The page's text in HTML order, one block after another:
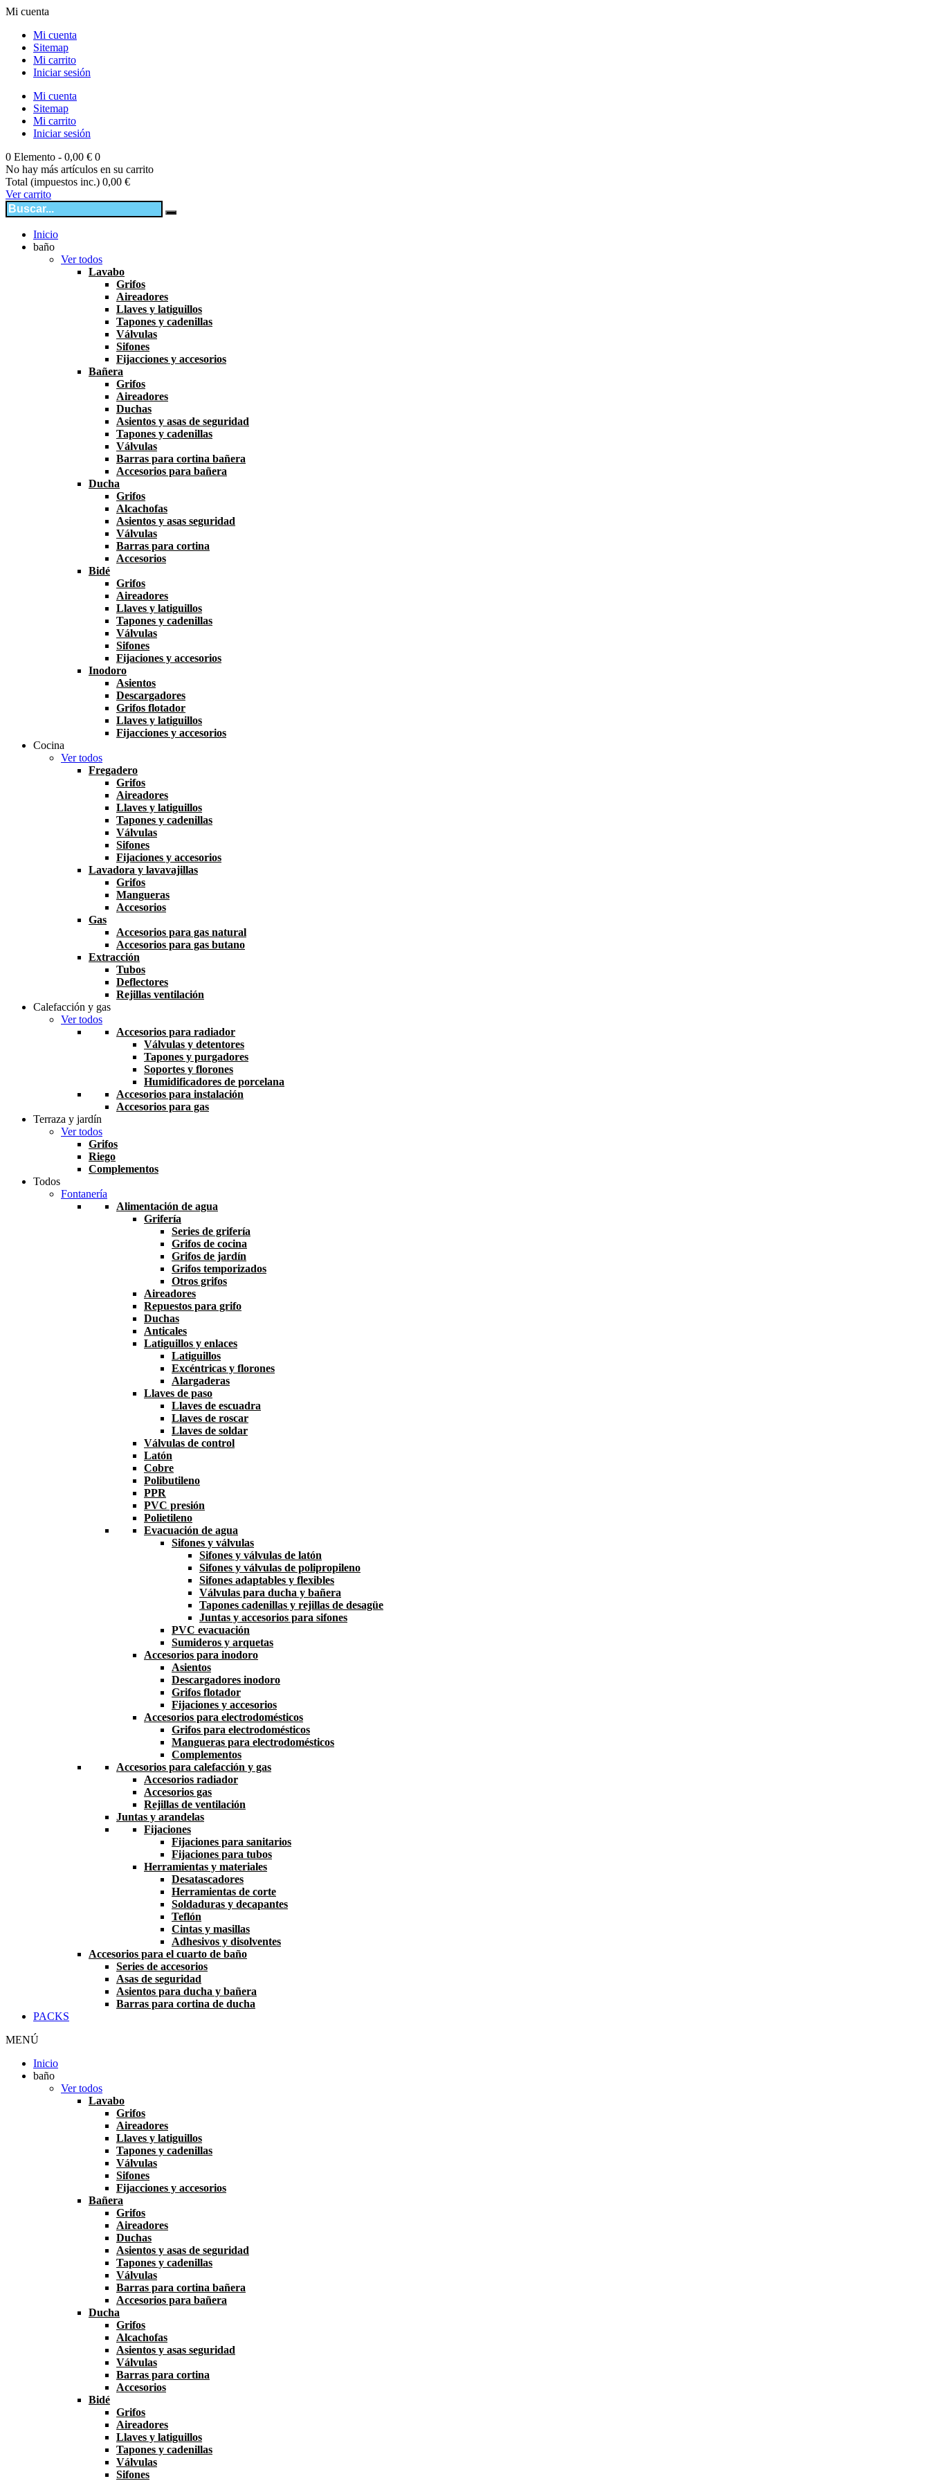
Mi cuenta
Mi cuenta
Sitemap
Mi carrito
Iniciar sesión
Mi cuenta
Sitemap
Mi carrito
Iniciar sesión
0 Elemento - 0,00 € 0
No hay más artículos en su carrito
Total (impuestos inc.) 0,00 €
Ver carrito
Inicio
baño
Ver todos
Lavabo
Grifos
Aireadores
Llaves y latiguillos
Tapones y cadenillas
Válvulas
Sifones
Fijacciones y accesorios
Bañera
Grifos
Aireadores
Duchas
Asientos y asas de seguridad
Tapones y cadenillas
Válvulas
Barras para cortina bañera
Accesorios para bañera
Ducha
Grifos
Alcachofas
Asientos y asas seguridad
Válvulas
Barras para cortina
Accesorios
Bidé
Grifos
Aireadores
Llaves y latiguillos
Tapones y cadenillas
Válvulas
Sifones
Fijaciones y accesorios
Inodoro
Asientos
Descargadores
Grifos flotador
Llaves y latiguillos
Fijacciones y accesorios
Cocina
Ver todos
Fregadero
Grifos
Aireadores
Llaves y latiguillos
Tapones y cadenillas
Válvulas
Sifones
Fijaciones y accesorios
Lavadora y lavavajillas
Grifos
Mangueras
Accesorios
Gas
Accesorios para gas natural
Accesorios para gas butano
Extracción
Tubos
Deflectores
Rejillas ventilación
Calefacción y gas
Ver todos
Accesorios para radiador
Válvulas y detentores
Tapones y purgadores
Soportes y florones
Humidificadores de porcelana
Accesorios para instalación
Accesorios para gas
Terraza y jardín
Ver todos
Grifos
Riego
Complementos
Todos
Fontanería
Alimentación de agua
Grifería
Series de grifería
Grifos de cocina
Grifos de jardín
Grifos temporizados
Otros grifos
Aireadores
Repuestos para grifo
Duchas
Anticales
Latiguillos y enlaces
Latiguillos
Excéntricas y florones
Alargaderas
Llaves de paso
Llaves de escuadra
Llaves de roscar
Llaves de soldar
Válvulas de control
Latón
Cobre
Polibutileno
PPR
PVC presión
Polietileno
Evacuación de agua
Sifones y válvulas
Sifones y válvulas de latón
Sifones y válvulas de polipropileno
Sifones adaptables y flexibles
Válvulas para ducha y bañera
Tapones cadenillas y rejillas de desagüe
Juntas y accesorios para sifones
PVC evacuación
Sumideros y arquetas
Accesorios para inodoro
Asientos
Descargadores inodoro
Grifos flotador
Fijaciones y accesorios
Accesorios para electrodomésticos
Grifos para electrodomésticos
Mangueras para electrodomésticos
Complementos
Accesorios para calefacción y gas
Accesorios radiador
Accesorios gas
Rejillas de ventilación
Juntas y arandelas
Fijaciones
Fijaciones para sanitarios
Fijaciones para tubos
Herramientas y materiales
Desatascadores
Herramientas de corte
Soldaduras y decapantes
Teflón
Cintas y masillas
Adhesivos y disolventes
Accesorios para el cuarto de baño
Series de accesorios
Asas de seguridad
Asientos para ducha y bañera
Barras para cortina de ducha
PACKS
MENÚ
Inicio
baño
Ver todos
Lavabo
Grifos
Aireadores
Llaves y latiguillos
Tapones y cadenillas
Válvulas
Sifones
Fijacciones y accesorios
Bañera
Grifos
Aireadores
Duchas
Asientos y asas de seguridad
Tapones y cadenillas
Válvulas
Barras para cortina bañera
Accesorios para bañera
Ducha
Grifos
Alcachofas
Asientos y asas seguridad
Válvulas
Barras para cortina
Accesorios
Bidé
Grifos
Aireadores
Llaves y latiguillos
Tapones y cadenillas
Válvulas
Sifones